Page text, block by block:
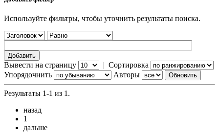
Используйте фильтры, чтобы уточнить результаты поиска.
Вывести на страницу | Сортировка
Упорядочнить
Авторы
Результаты 1-1 из 1.
назад
1
дальше